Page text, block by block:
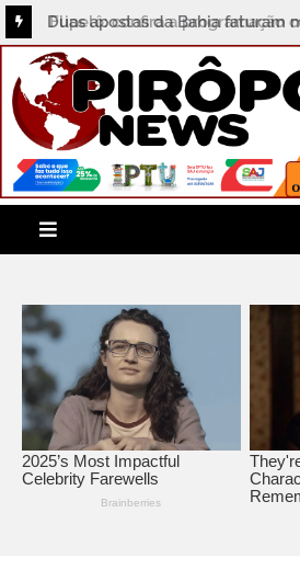
Duas apostas da Bahia faturam
mil na quina da Mega-Sena